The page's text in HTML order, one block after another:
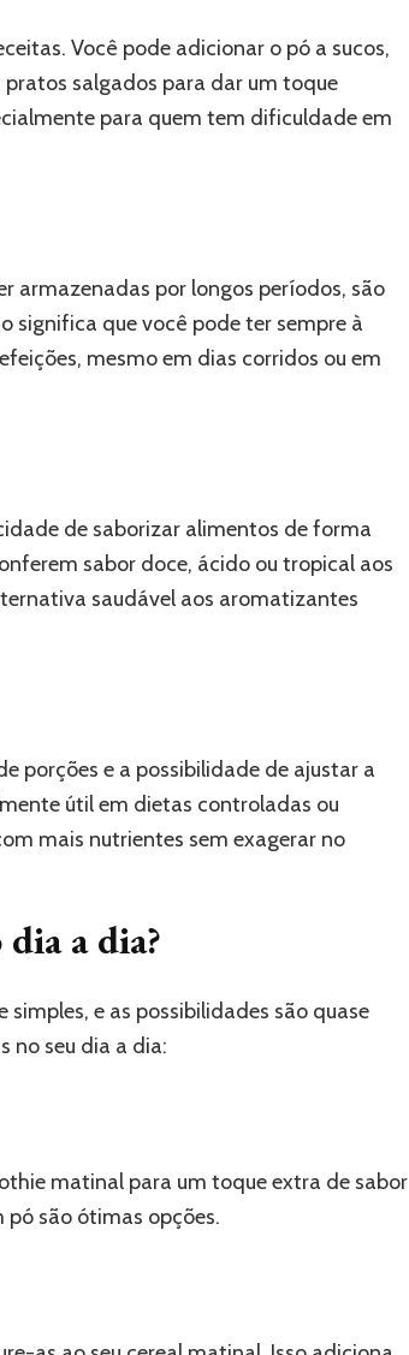
Você pode adicionar o pó a sucos,
salgados para dar um toque
para quem tem dificuldade em
armazenadas por longos períodos, são
significa que você pode ter sempre à
mesmo em dias corridos ou em
de saborizar alimentos de forma
sabor doce, ácido ou tropical aos
saudável aos aromatizantes
porções e a possibilidade de ajustar a
útil em dietas controladas ou
mais nutrientes sem exagerar no
a dia?
e as possibilidades são quase
no seu dia a dia:
matinal para um toque extra de sabor
são ótimas opções.